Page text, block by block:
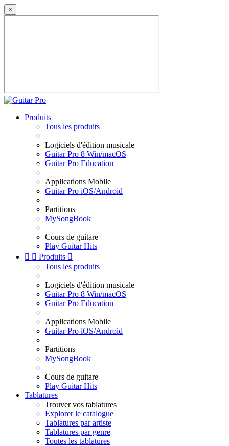
×
Produits
Tous les produits
Logiciels d'édition musicale
Guitar Pro 8 Win/macOS
Guitar Pro Education
Applications Mobile
Guitar Pro iOS/Android
Partitions
MySongBook
Cours de guitare
Play Guitar Hits
  Produits 
Tous les produits
Logiciels d'édition musicale
Guitar Pro 8 Win/macOS
Guitar Pro Education
Applications Mobile
Guitar Pro iOS/Android
Partitions
MySongBook
Cours de guitare
Play Guitar Hits
Tablatures
Trouver vos tablatures
Explorer le catalogue
Tablatures par artiste
Tablatures par genre
Toutes les tablatures